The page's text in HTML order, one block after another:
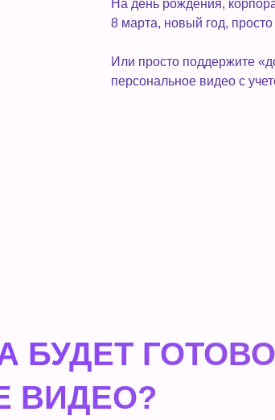
На день рождения,
8 марта, новый год,
Или просто поддержите
персональное видео с
БУДЕТ ГОТОВО
ВИДЕО?